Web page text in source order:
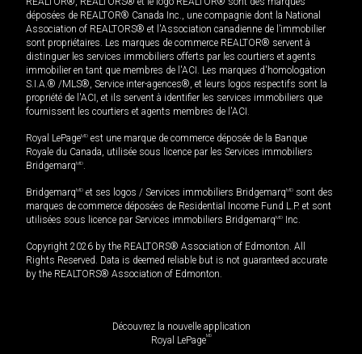
déposées de REALTOR® Canada Inc., une compagnie dont la National
Association of REALTORS® et l'Association canadienne de l’immobilier
sont propriétaires. Les marques de commerce REALTOR® servent à
distinguer les services immobiliers offerts par les courtiers et agents
immobilier en tant que membres de l'ACI. Les marques d'homologation
S.I.A.® /MLS®, Service inter-agences®, et leurs logos respectifs sont la
propriété de l'ACI, et ils servent à identifier les services immobiliers que
fournissent les courtiers et agents membres de l'ACI.
Royal LePageMD est une marque de commerce déposée de la Banque
Royale du Canada, utilisée sous licence par les Services immobiliers
BridgemarqMD.
BridgemarqMD et ses logos / Services immobiliers BridgemarqMD sont des
marques de commerce déposées de Residential Income Fund L.P. et sont
utilisées sous licence par Services immobiliers BridgemarqMD Inc.
Copyright 2026 by the REALTORS® Association of Edmonton. All
Rights Reserved. Data is deemed reliable but is not guaranteed accurate
by the REALTORS® Association of Edmonton.
Découvrez la nouvelle application
Royal LePageMD